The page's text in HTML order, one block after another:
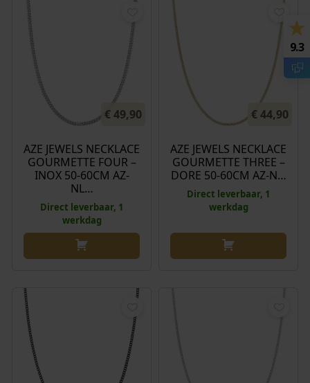
€49,90
AZE JEWELS NECKLACE
GOURMETTE FOUR –
INOX 50-60CM AZ-
NL…
Direct leverbaar, 1
werkdag
€44,90
AZE JEWELS NECKLACE
GOURMETTE THREE –
DORE 50-60CM AZ-N…
Direct leverbaar, 1
werkdag
9.3